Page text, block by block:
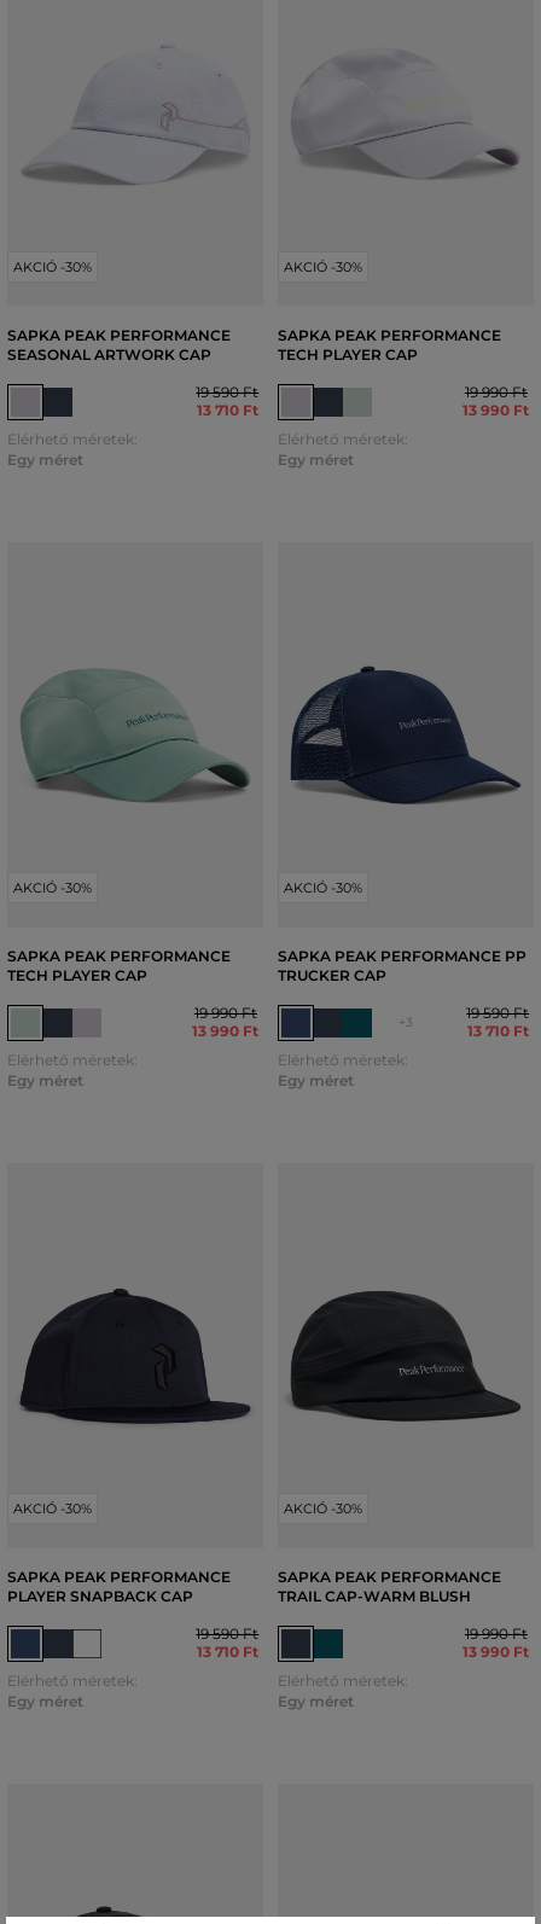
AKCIÓ -30%
SAPKA PEAK PERFORMANCE
SEASONAL ARTWORK CAP
19 590 Ft
13 710 Ft
Elérhető méretek:
Egy méret
AKCIÓ -30%
SAPKA PEAK PERFORMANCE
TECH PLAYER CAP
19 990 Ft
13 990 Ft
Elérhető méretek:
Egy méret
AKCIÓ -30%
SAPKA PEAK PERFORMANCE
TECH PLAYER CAP
19 990 Ft
13 990 Ft
Elérhető méretek:
Egy méret
AKCIÓ -30%
SAPKA PEAK PERFORMANCE PP
TRUCKER CAP
+3
19 590 Ft
13 710 Ft
Elérhető méretek:
Egy méret
AKCIÓ -30%
SAPKA PEAK PERFORMANCE
PLAYER SNAPBACK CAP
19 590 Ft
13 710 Ft
Elérhető méretek:
Egy méret
AKCIÓ -30%
SAPKA PEAK PERFORMANCE
TRAIL CAP-WARM BLUSH
19 990 Ft
13 990 Ft
Elérhető méretek:
Egy méret